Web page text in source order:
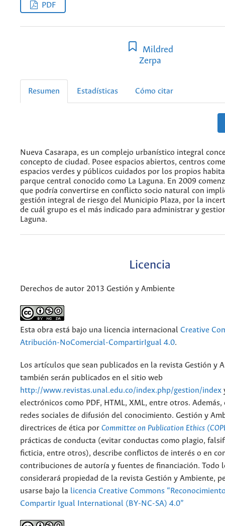
PDF
Mildred
Zerpa
Resumen Estadísticas Cómo citar
Nueva Casarapa, es un complejo urbanístico integral
concepto de ciudad. Posee espacios abiertos, centros
espacios verdes y públicos cuidados por los propios
parque central conocido como La Laguna. En 2009
que podría convertirse en conflicto socio natural con
gestión integral de riesgo del Municipio Plaza, por la
de cuál grupo es el más indicado para administrar y
Laguna.
Licencia
Derechos de autor 2013 Gestión y Ambiente
Esta obra está bajo una licencia internacional Creative
Atribución-NoComercial-CompartirIgual 4.0.
Los artículos que sean publicados en la revista Gestión y
también serán publicados en el sitio web
http://www.revistas.unal.edu.co/index.php/gestion/index
electrónicos como PDF, HTML, XML, entre otros.
redes sociales de difusión del conocimiento. Gestión y
directrices de ética por Committee on Publication Ethics
prácticas de conducta (evitar conductas como plagio,
ficticia, entre otros), describe conflictos de interés o en
contribuciones de autoría y fuentes de financiación. Todo
considerará propiedad de la revista Gestión y Ambiente,
usarse bajo la licencia Creative Commons
Compartir Igual International (BY-NC-SA) 4.0”